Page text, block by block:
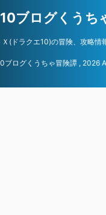
ブログくうち
Ｘ(ドラクエ10)の冒険、攻略情
ログくうちゃ冒険譚 , 2026